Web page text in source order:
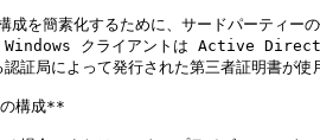
素化するために、サードパーティーの信
Windows クライアントは Active
証局によって発行された第三者証明書が
構成**